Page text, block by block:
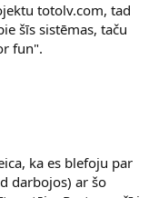
totolv.com, tad
šīs sistēmas, taču
fun".
ka es blefoju par
darbojos) ar šo